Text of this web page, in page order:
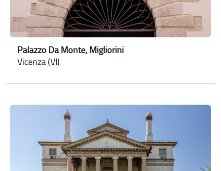
Palazzo Da Monte, Migliorini
Vicenza (VI)